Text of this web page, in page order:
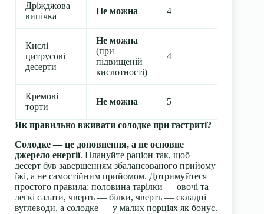
Дріжджова
випічка
Не можна 4
Кислі
цитрусові
десерти
Не можна
(при
підвищеній
кислотності)
4
Кремові
торти
Не можна 5
Як правильно вживати солодке при гастриті?
Солодке — це доповнення, а не основне
джерело енергії. Плануйте раціон так, щоб
десерт був завершенням збалансованого прийому
їжі, а не самостійним прийомом. Дотримуйтеся
простого правила: половина тарілки — овочі та
легкі салати, чверть — білки, чверть — складні
вуглеводи, а солодке — у малих порціях як бонус.